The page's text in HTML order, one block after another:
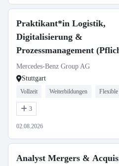
Praktikant*in Logistik,
Digitalisierung &
Prozessmanagement
Praktikum)
Mercedes-Benz Group AG
Stuttgart
Vollzeit Weiterbildungen Flexible
3
02.08.2026
Analyst Mergers &